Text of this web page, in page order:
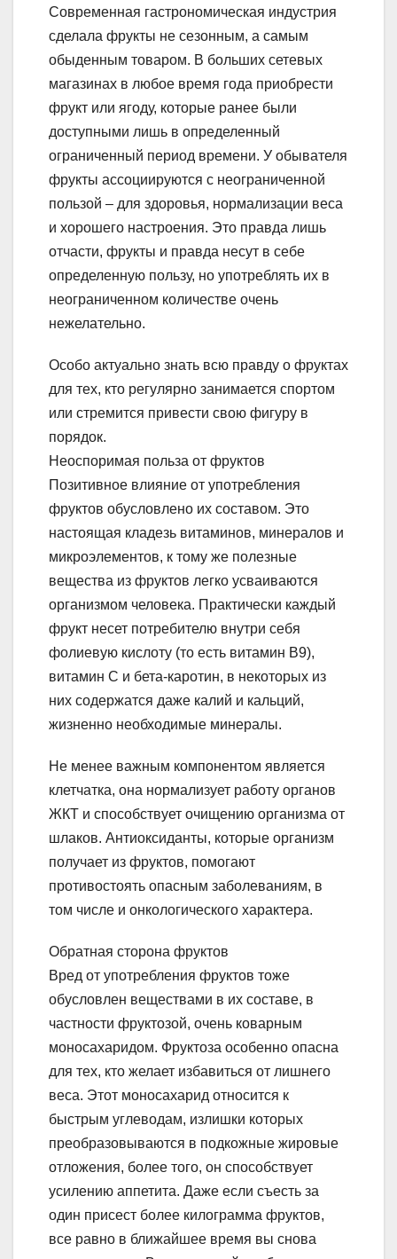
Современная гастрономическая индустрия
сделала фрукты не сезонным, а самым
обыденным товаром. В больших сетевых
магазинах в любое время года приобрести
фрукт или ягоду, которые ранее были
доступными лишь в определенный
ограниченный период времени. У обывателя
фрукты ассоциируются с неограниченной
пользой – для здоровья, нормализации веса
и хорошего настроения. Это правда лишь
отчасти, фрукты и правда несут в себе
определенную пользу, но употреблять их в
неограниченном количестве очень
нежелательно.
Особо актуально знать всю правду о фруктах
для тех, кто регулярно занимается спортом
или стремится привести свою фигуру в
порядок.
Неоспоримая польза от фруктов
Позитивное влияние от употребления
фруктов обусловлено их составом. Это
настоящая кладезь витаминов, минералов и
микроэлементов, к тому же полезные
вещества из фруктов легко усваиваются
организмом человека. Практически каждый
фрукт несет потребителю внутри себя
фолиевую кислоту (то есть витамин В9),
витамин С и бета-каротин, в некоторых из
них содержатся даже калий и кальций,
жизненно необходимые минералы.
Не менее важным компонентом является
клетчатка, она нормализует работу органов
ЖКТ и способствует очищению организма от
шлаков. Антиоксиданты, которые организм
получает из фруктов, помогают
противостоять опасным заболеваниям, в
том числе и онкологического характера.
Обратная сторона фруктов
Вред от употребления фруктов тоже
обусловлен веществами в их составе, в
частности фруктозой, очень коварным
моносахаридом. Фруктоза особенно опасна
для тех, кто желает избавиться от лишнего
веса. Этот моносахарид относится к
быстрым углеводам, излишки которых
преобразовываются в подкожные жировые
отложения, более того, он способствует
усилению аппетита. Даже если съесть за
один присест более килограмма фруктов,
все равно в ближайшее время вы снова